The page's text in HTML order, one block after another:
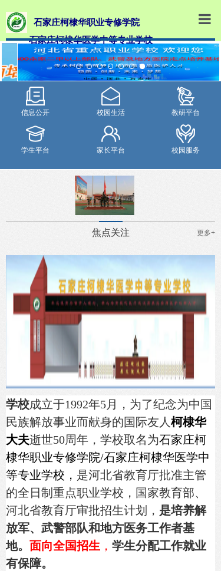
石家庄柯棣华职业专修学院
石家庄柯棣华医学中等专业学校
柯
教
信息公开 校园生活 教研平台
学生平台 家长平台 校园服务
焦点关注 更多+
学校成立于1992年5月，为了纪念为中国
民族解放事业而献身的国际友人柯棣华
大夫逝世50周年，学校取名为石家庄柯
棣华职业专修学院/石家庄柯棣华医学中
等专业学校， 是河北省教育厅批准主管
的全日制重点职业学校，国家教育部、
河北省教育厅审批招生计划， 是培养解
放军、武警部队和地方医务工作者基
地。 面向全国招生 ， 学生分配工作就业
有保障。